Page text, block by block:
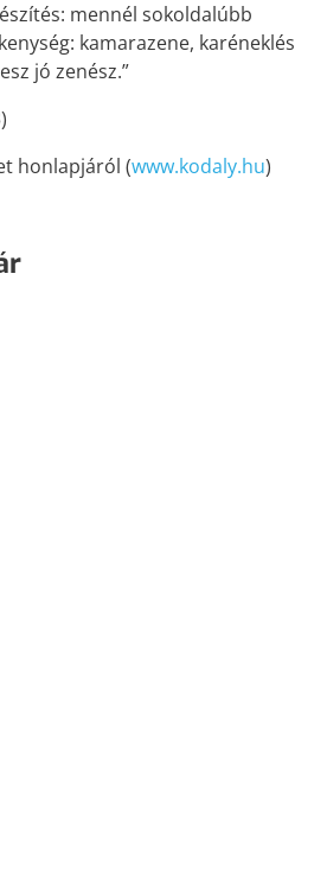
mennél sokoldalúbb
kamarazene, karéneklés
jó zenész.”
honlapjáról (www.kodaly.hu)